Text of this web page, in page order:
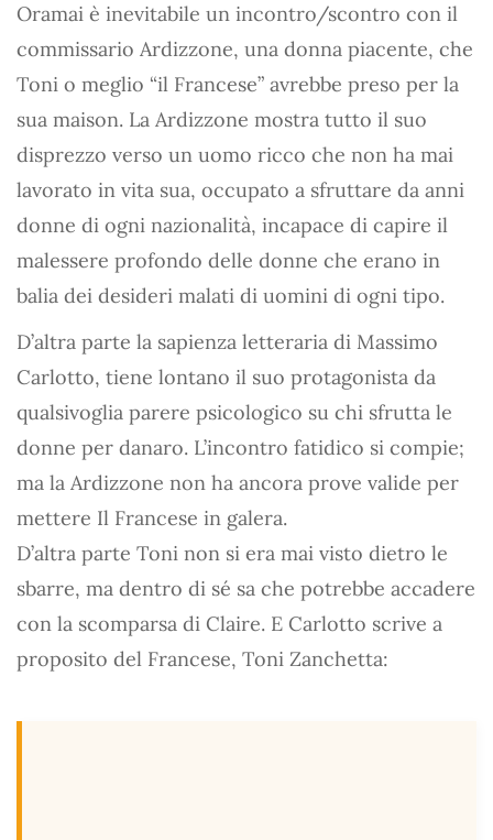
Oramai è inevitabile un incontro/scontro con il
commissario Ardizzone, una donna piacente, che
Toni o meglio “il Francese” avrebbe preso per la
sua maison. La Ardizzone mostra tutto il suo
disprezzo verso un uomo ricco che non ha mai
lavorato in vita sua, occupato a sfruttare da anni
donne di ogni nazionalità, incapace di capire il
malessere profondo delle donne che erano in
balia dei desideri malati di uomini di ogni tipo.
D’altra parte la sapienza letteraria di Massimo
Carlotto, tiene lontano il suo protagonista da
qualsivoglia parere psicologico su chi sfrutta le
donne per danaro. L’incontro fatidico si compie;
ma la Ardizzone non ha ancora prove valide per
mettere Il Francese in galera.
D’altra parte Toni non si era mai visto dietro le
sbarre, ma dentro di sé sa che potrebbe accadere
con la scomparsa di Claire. E Carlotto scrive a
proposito del Francese, Toni Zanchetta: